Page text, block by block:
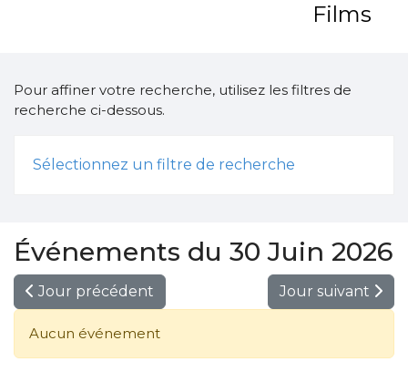
Films
Pour affiner votre recherche, utilisez les filtres de
recherche ci-dessous.
Sélectionnez un filtre de recherche
Événements du 30 Juin 2026
Jour précédent Jour suivant
Aucun événement